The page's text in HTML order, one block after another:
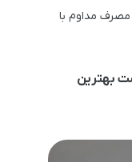
مداوم با
بهترین